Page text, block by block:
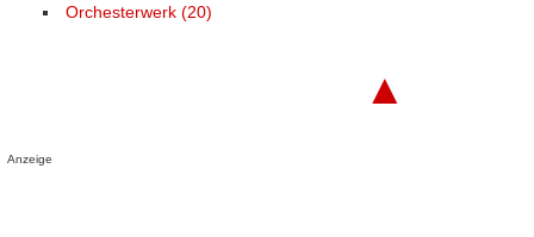
Orchesterwerk (20)
▲
Anzeige